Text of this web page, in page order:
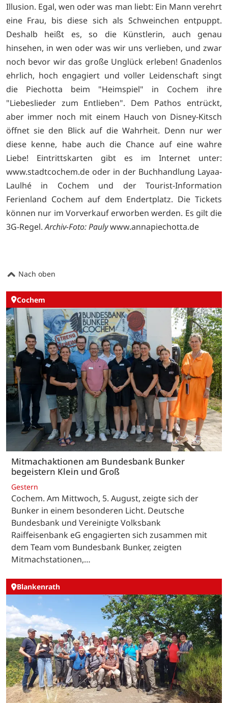
Illusion. Egal, wen oder was man liebt: Ein Mann verehrt
eine Frau, bis diese sich als Schweinchen entpuppt.
Deshalb heißt es, so die Künstlerin, auch genau
hinsehen, in wen oder was wir uns verlieben, und zwar
noch bevor wir das große Unglück erleben! Gnadenlos
ehrlich, hoch engagiert und voller Leidenschaft singt
die Piechotta beim "Heimspiel" in Cochem ihre
"Liebeslieder zum Entlieben". Dem Pathos entrückt,
aber immer noch mit einem Hauch von Disney-Kitsch
öffnet sie den Blick auf die Wahrheit. Denn nur wer
diese kenne, habe auch die Chance auf eine wahre
Liebe! Eintrittskarten gibt es im Internet unter:
www.stadtcochem.de oder in der Buchhandlung Layaa-
Laulhé in Cochem und der Tourist-Information
Ferienland Cochem auf dem Endertplatz. Die Tickets
können nur im Vorverkauf erworben werden. Es gilt die
3G-Regel.Archiv-Foto: Paulywww.annapiechotta.de
Nach oben
Cochem
Mitmachaktionen am Bundesbank Bunker
begeistern Klein und Groß
Gestern
Cochem. Am Mittwoch, 5. August, zeigte sich der
Bunker in einem besonderen Licht. Deutsche
Bundesbank und Vereinigte Volksbank
Raiffeisenbank eG engagierten sich zusammen mit
dem Team vom Bundesbank Bunker, zeigten
Mitmachstationen,…
Blankenrath